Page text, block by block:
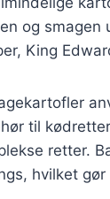
og
King
til
retter.
hvilket